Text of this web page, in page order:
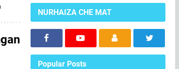
NURHAIZA CHE MAT
Popular Posts